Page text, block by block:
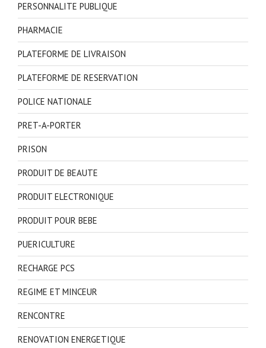
PERSONNALITE PUBLIQUE
PHARMACIE
PLATEFORME DE LIVRAISON
PLATEFORME DE RESERVATION
POLICE NATIONALE
PRET-A-PORTER
PRISON
PRODUIT DE BEAUTE
PRODUIT ELECTRONIQUE
PRODUIT POUR BEBE
PUERICULTURE
RECHARGE PCS
REGIME ET MINCEUR
RENCONTRE
RENOVATION ENERGETIQUE